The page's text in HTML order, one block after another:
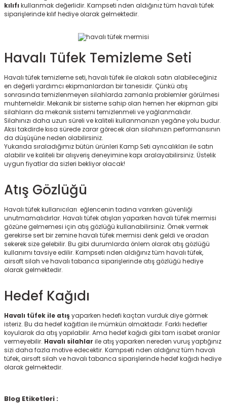
kılıfı kullanmak değerlidir. Kampseti nden aldığınız tüm havalı tüfek
siparişlerinde kılıf hediye olarak gelmektedir.
Havalı Tüfek Temizleme Seti
Havalı tüfek temizleme seti, havalı tüfek ile alakalı satın alabileceğiniz
en değerli yardımcı ekipmanlardan bir tanesidir. Çünkü atış
sonrasında temizlenmeyen silahlarda zamanla problemler görülmesi
muhtemeldir. Mekanik bir sisteme sahip olan hemen her ekipman gibi
silahların da mekanik sistemi temizlenmeli ve yağlanmalıdır.
Silahınızı daha uzun süreli ve kaliteli kullanmanızın yegâne yolu budur.
Aksi takdirde kısa sürede zarar görecek olan silahınızın performansının
da düşüşüne neden olabilirsiniz.
Yukarıda sıraladığımız bütün ürünleri Kamp Seti ayrıcalıkları ile satın
alabilir ve kaliteli bir alışveriş deneyimine kapı aralayabilirsiniz. Üstelik
uygun fiyatlar da sizleri bekliyor olacak!
Atış Gözlüğü
Havalı tüfek kullanıcıları eğlencenin tadına varırken güvenliği
unutmamalıdırlar. Havalı tüfek atışları yaparken havalı tüfek mermisi
gözüne gelmemesi için atış gözlüğü kullanabilirsiniz. Örnek vermek
gerekirse sert bir zemine havalı tüfek mermisi denk geldi ve oradan
sekerek size gelebilir. Bu gibi durumlarda önlem olarak atış gözlüğü
kullanımı tavsiye edilir. Kampseti nden aldığınız tüm havalı tüfek,
airsoft silah ve havalı tabanca siparişlerinde atış gözlüğü hediye
olarak gelmektedir.
Hedef Kağıdı
Havalı tüfek ile atış yaparken hedefi kaçtan vurduk diye görmek
isteriz. Bu da hedef kağıtları ile mümkün olmaktadır. Farklı hedefler
koyularak da atış yapılabilir. Ama hedef kağıdı gibi tam isabet oranlar
vermeyebilir. Havalı silahlar ile atış yaparken nereden vuruş yaptığınız
sizi daha fazla motive edecektir. Kampseti nden aldığınız tüm havalı
tüfek, airsoft silah ve havalı tabanca siparişlerinde hedef kağıdı hediye
olarak gelmektedir.
Blog Etiketleri :